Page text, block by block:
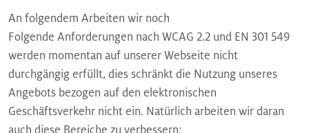
An folgendem Arbeiten wir noch
Folgende Anforderungen nach WCAG 2.2 und EN 301 549
werden momentan auf unserer Webseite nicht
durchgängig erfüllt, dies schränkt die Nutzung unseres
Angebots bezogen auf den elektronischen
Geschäftsverkehr nicht ein. Natürlich arbeiten wir daran
auch diese Bereiche zu verbessern: